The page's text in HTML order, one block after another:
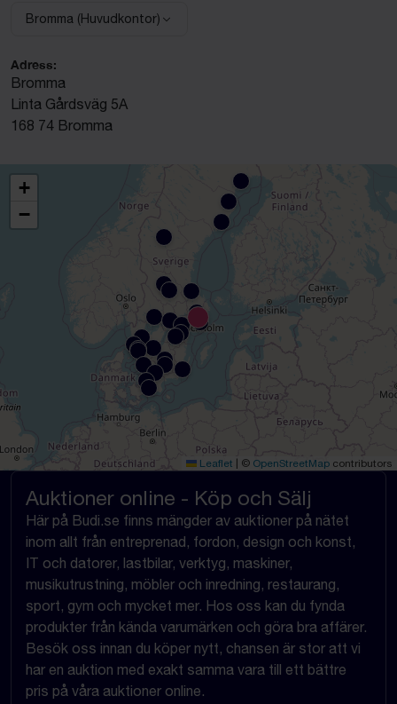
Välj anläggning:
Bromma (Huvudkontor)
Adress:
Bromma
Linta Gårdsväg 5A
168 74 Bromma
+
−
Leaflet © OpenStreetMap contributors
Auktioner online - Köp och Sälj
Här på Budi.se finns mängder av auktioner på nätet
inom allt från entreprenad, fordon, design och konst,
IT och datorer, lastbilar, verktyg, maskiner,
musikutrustning, möbler och inredning, restaurang,
sport, gym och mycket mer. Hos oss kan du fynda
produkter från kända varumärken och göra bra affärer.
Besök oss innan du köper nytt, chansen är stor att vi
har en auktion med exakt samma vara till ett bättre
pris på våra auktioner online.